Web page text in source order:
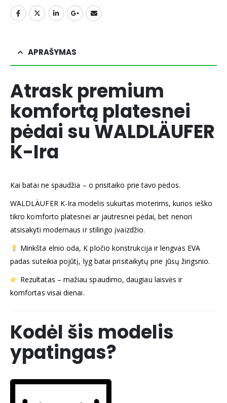
APRAŠYMAS
Atrask premium
komfortą platesnei
pėdai su WALDLÄUFER
K-Ira
Kai batai ne spaudžia – o prisitaiko prie tavo pėdos.
WALDLÄUFER K-Ira modelis sukurtas moterims, kurios ieško
tikro komforto platesnei ar jautresnei pėdai, bet nenori
atsisakyti modernaus ir stilingo įvaizdžio.
Minkšta elnio oda, K pločio konstrukcija ir lengvas EVA
padas suteikia pojūtį, lyg batai prisitaikytų prie jūsų žingsnio.
Rezultatas – mažiau spaudimo, daugiau laisvės ir
komfortas visai dienai.
Kodėl šis modelis
ypatingas?